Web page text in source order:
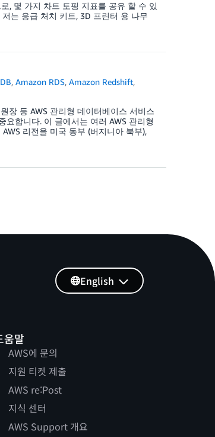
, 몇 가지 차트 토핑 지표를 공유 할 수 있
는 응급 처치 키트, 3D 프린터 용 나무
,Amazon RDS,Amazon Redshift,
장 등 AWS 관리형 데이터베이스 서비스
합니다. 이 글에서는 여러 AWS 관리형
리전을 미국 동부 (버지니아 북부),
움말
AWS에 문의
지원 티켓 제출
AWS re:Post
지식 센터
AWS Support 개요
English